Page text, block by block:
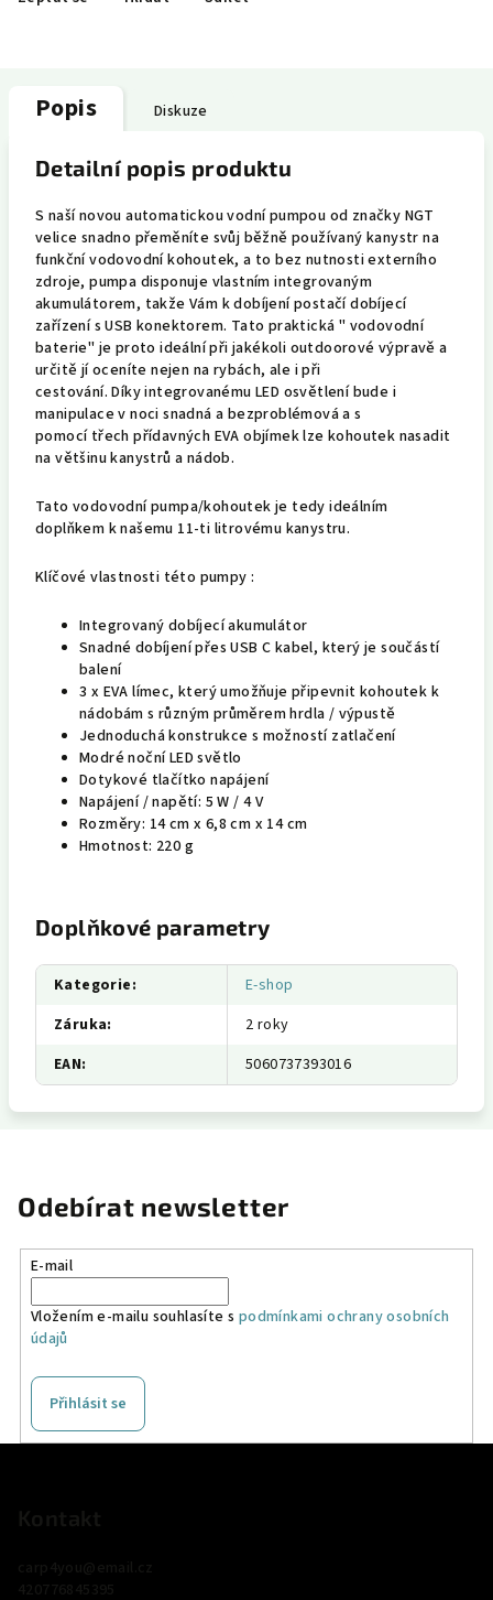
Popis Diskuze
Detailní popis produktu
S naší novou automatickou vodní pumpou od značky NGT
velice snadno přeměníte svůj běžně používaný kanystr na
funkční vodovodní kohoutek, a to bez nutnosti externího
zdroje, pumpa disponuje vlastním integrovaným
akumulátorem, takže Vám k dobíjení postačí dobíjecí
zařízení s USB konektorem. Tato praktická " vodovodní
baterie" je proto ideální při jakékoli outdoorové výpravě a
určitě jí oceníte nejen na rybách, ale i při
cestování. Díky integrovanému LED osvětlení bude i
manipulace v noci snadná a bezproblémová a s
pomocí třech přídavných EVA objímek lze kohoutek nasadit
na většinu kanystrů a nádob.
Tato vodovodní pumpa/kohoutek je tedy ideálním
doplňkem k našemu 11-ti litrovému kanystru.
Klíčové vlastnosti této pumpy :
Integrovaný dobíjecí akumulátor
Snadné dobíjení přes USB C kabel, který je součástí
balení
3 x EVA límec, který umožňuje připevnit kohoutek k
nádobám s různým průměrem hrdla / výpustě
Jednoduchá konstrukce s možností zatlačení
Modré noční LED světlo
Dotykové tlačítko napájení
Napájení / napětí: 5 W / 4 V
Rozměry: 14 cm x 6,8 cm x 14 cm
Hmotnost: 220 g
Doplňkové parametry
Kategorie:
E-shop
Záruka:
2 roky
EAN: 5060737393016
Odebírat newsletter
E-mail
Vložením e-mailu souhlasíte s podmínkami ochrany osobních
údajů
Přihlásit se